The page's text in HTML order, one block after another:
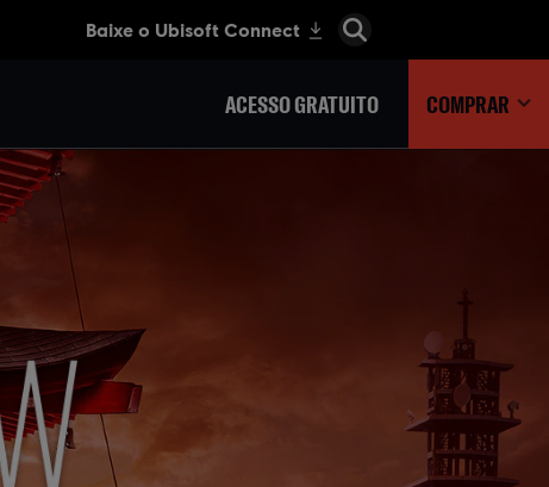
ACESSO GRATUITO COMPRAR